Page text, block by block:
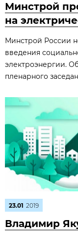
Минстрой
на
Минстрой России
введения
электроэнергии.
пленарного
23.01 2019
Владимир